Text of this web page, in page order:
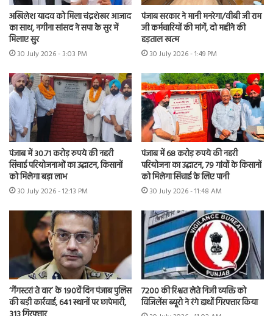
अखिलेश यादव को मिला चंद्रशेखर आजाद
का साथ, नगीना सांसद ने सपा के सुर में
मिलाए सुर
30 July 2026 - 3:03 PM
पंजाब सरकार ने मानी मनरेगा/वीबी जी राम
जी कर्मचारियों की मांगें, दो महीने की
हड़ताल खत्म
30 July 2026 - 1:49 PM
पंजाब में 30.71 करोड़ रुपये की नहरी
सिंचाई परियोजनाओं का उद्घाटन, किसानों
को मिलेगा बड़ा लाभ
30 July 2026 - 12:13 PM
पंजाब में 68 करोड़ रुपये की नहरी
परियोजना का उद्घाटन, 79 गांवों के किसानों
को मिलेगा सिंचाई के लिए पानी
30 July 2026 - 11:48 AM
‘गैंगस्टरां ते वार’ के 190वें दिन पंजाब पुलिस
की बड़ी कार्रवाई, 641 स्थानों पर छापेमारी,
7200 की रिश्वत लेते निजी व्यक्ति को
विजिलेंस ब्यूरो ने रंगे हाथों गिरफ्तार किया